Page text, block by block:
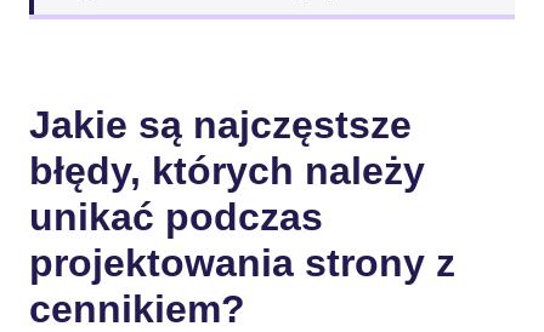
Jakie są najczęstsze
błędy, których należy
unikać podczas
projektowania strony z
cennikiem?